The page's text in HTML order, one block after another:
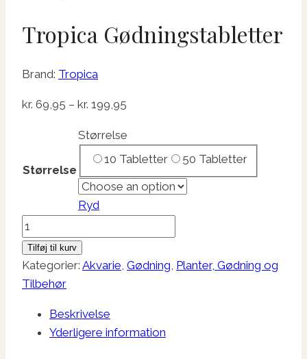
Tropica Gødningstabletter
Brand: Tropica
kr. 69,95 – kr. 199,95
til
kr. 199,95
Størrelse
Størrelse
10 Tabletter
50 Tabletter
Ryd
Tropica
Gødningstabletter
antal
Tilføj til kurv
Kategorier: Akvarie, Gødning, Planter, Gødning og
Tilbehør
Beskrivelse
Yderligere information